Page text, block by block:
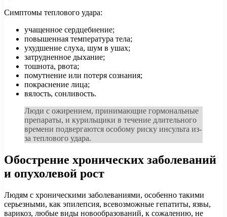
Симптомы теплового удара:
учащенное сердцебиение;
повышенная температура тела;
ухудшение слуха, шум в ушах;
затрудненное дыхание;
тошнота, рвота;
помутнение или потеря сознания;
покраснение лица;
вялость, сонливость.
Люди с ожирением, принимающие гормональные
препараты, и курильщики в течение длительного
времени подвергаются особому риску инсульта из-
за теплового удара.
Обострение хронических заболеваний
и опухолевой рост
Людям с хроническими заболеваниями, особенно такими
серьезными, как эпилепсия, всевозможные гепатиты, язвы,
варикоз, любые виды новообразований, к сожалению, не